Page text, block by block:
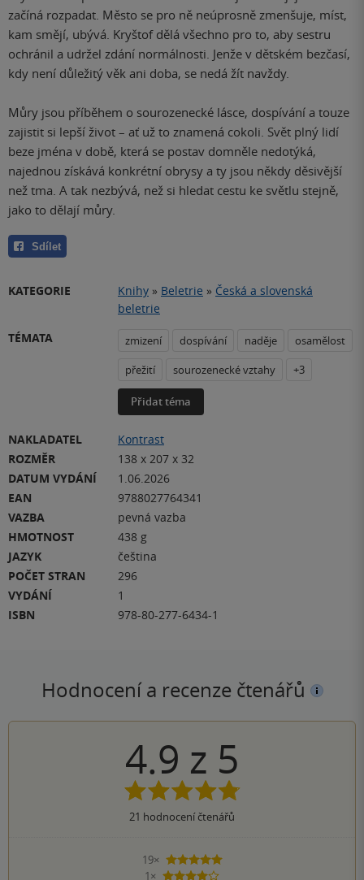
začíná rozpadat. Město se pro ně neúprosně zmenšuje, míst,
kam smějí, ubývá. Kryštof dělá všechno pro to, aby sestru
ochránil a udržel zdání normálnosti. Jenže v dětském bezčasí,
kdy není důležitý věk ani doba, se nedá žít navždy.
Můry jsou příběhem o sourozenecké lásce, dospívání a touze
zajistit si lepší život – ať už to znamená cokoli. Svět plný lidí
beze jména v době, která se postav domněle nedotýká,
najednou získává konkrétní obrysy a ty jsou někdy děsivější
než tma. A tak nezbývá, než si hledat cestu ke světlu stejně,
jako to dělají můry.
Sdílet
KATEGORIE Knihy » Beletrie » Česká a slovenská
beletrie
TÉMATA
zmizení dospívání naděje
osamělost
přežití
sourozenecké vztahy +3
Přidat téma
NAKLADATEL
Kontrast
ROZMĚR
138 x 207 x 32
DATUM VYDÁNÍ
1.06.2026
EAN
9788027764341
VAZBA
pevná vazba
HMOTNOST
438 g
JAZYK
čeština
POČET STRAN
296
VYDÁNÍ
1
ISBN
978-80-277-6434-1
Hodnocení a recenze čtenářů
4.9 z 5
21 hodnocení čtenářů
19×
5 hvězdiček
1×